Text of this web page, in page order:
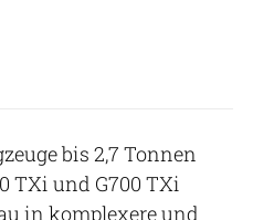
bis 2,7 Tonnen
TXi und G700 TXi
in komplexere und